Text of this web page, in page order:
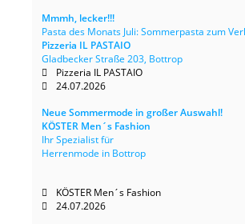
Mmmh, lecker!!!
Pasta des Monats Juli: Sommerpasta zum
Pizzeria IL PASTAIO
Gladbecker Straße 203, Bottrop
Pizzeria IL PASTAIO
24.07.2026
Neue Sommermode in großer Auswahl!
KÖSTER Men´s Fashion
Ihr Spezialist für
Herrenmode in Bottrop
KÖSTER Men´s Fashion
24.07.2026